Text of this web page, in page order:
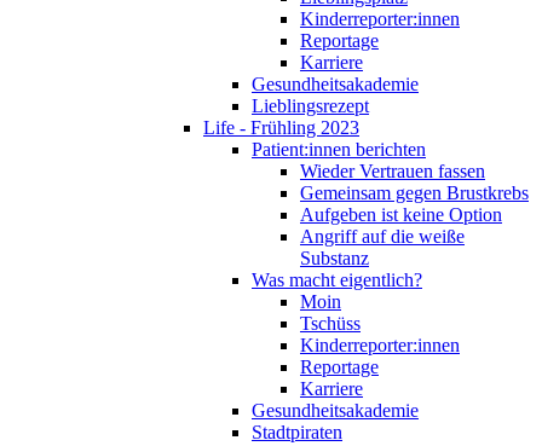
Kinderreporter:innen
Reportage
Karriere
Gesundheitsakademie
Lieblingsrezept
Life - Frühling 2023
Patient:innen berichten
Wieder Vertrauen fassen
Gemeinsam gegen Brustkrebs
Aufgeben ist keine Option
Angriff auf die weiße
Substanz
Was macht eigentlich?
Moin
Tschüss
Kinderreporter:innen
Reportage
Karriere
Gesundheitsakademie
Stadtpiraten